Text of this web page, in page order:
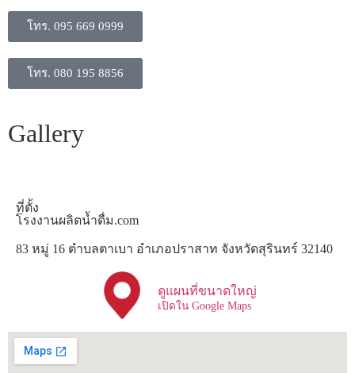
โทร. 095 669 0999
โทร. 080 195 8856
Gallery
ที่ตั้ง
โรงงานผลิตน้ำดื่ม.com
83 หมู่ 16 ตำบลตาเบา อำเภอปราสาท จังหวัดสุรินทร์ 32140
ดูแผนที่ขนาดใหญ่
เปิดใน Google Maps